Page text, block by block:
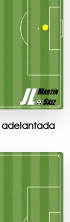
adelantada